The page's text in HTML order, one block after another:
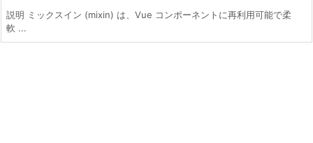
説明 ミックスイン (mixin) は、Vue コンポーネントに再利用可能で柔
軟 ...